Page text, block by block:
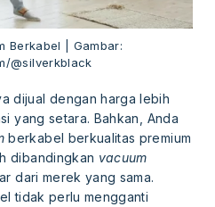
Berkabel | Gambar:
@silverkblack
dijual dengan harga lebih
yang setara. Bahkan, Anda
berkabel berkualitas premium
dibandingkan vacuum
dari merek yang sama.
tidak perlu mengganti